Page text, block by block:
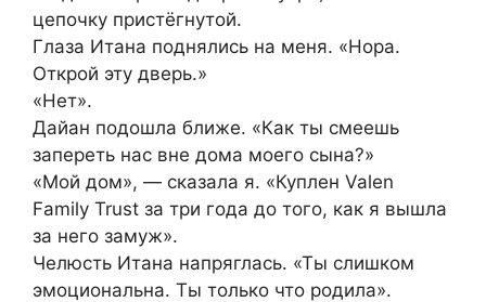
цепочку пристёгнутой.
Глаза Итана поднялись на меня. «Нора.
Открой эту дверь.»
«Нет».
Дайан подошла ближе. «Как ты смеешь
запереть нас вне дома моего сына?»
«Мой дом», — сказала я. «Куплен Valen
Family Trust за три года до того, как я вышла
за него замуж».
Челюсть Итана напряглась. «Ты слишком
эмоциональна. Ты только что родила».